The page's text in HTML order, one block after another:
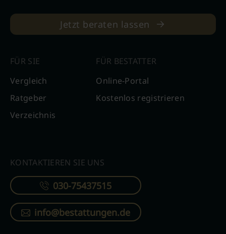
Jetzt beraten lassen
FÜR SIE
Vergleich
Ratgeber
Verzeichnis
FÜR BESTATTER
Online-Portal
Kostenlos registrieren
KONTAKTIEREN SIE UNS
030-75437515
info@bestattungen.de